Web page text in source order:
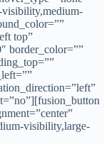
visibility,medium-
top”
border_color=””
visibility,large-